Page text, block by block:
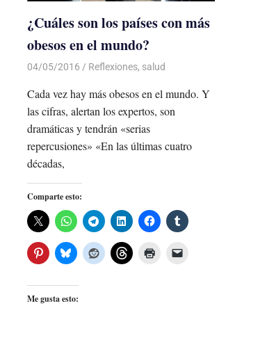
¿Cuáles son los países con más
obesos en el mundo?
04/05/2016 Luis Castellanos
Reflexiones, salud
Cada vez hay más obesos en el mundo. Y
las cifras, alertan los expertos, son
dramáticas y tendrán «serias
repercusiones» «En las últimas cuatro
décadas,
Comparte esto:
Me gusta esto: